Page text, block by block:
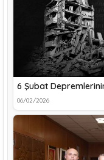
6 Şubat
06/02/2026